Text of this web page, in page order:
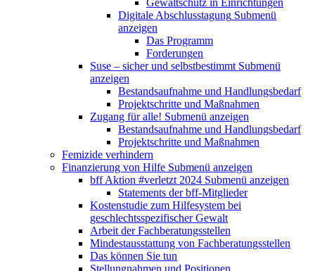
Gewaltschutz in Einrichtungen
Digitale Abschlusstagung Submenü
anzeigen
Das Programm
Forderungen
Suse – sicher und selbstbestimmt Submenü
anzeigen
Bestandsaufnahme und Handlungsbedarf
Projektschritte und Maßnahmen
Zugang für alle! Submenü anzeigen
Bestandsaufnahme und Handlungsbedarf
Projektschritte und Maßnahmen
Femizide verhindern
Finanzierung von Hilfe Submenü anzeigen
bff Aktion #verletzt 2024 Submenü anzeigen
Statements der bff-Mitglieder
Kostenstudie zum Hilfesystem bei
geschlechtsspezifischer Gewalt
Arbeit der Fachberatungsstellen
Mindestausstattung von Fachberatungsstellen
Das können Sie tun
Stellungnahmen und Positionen